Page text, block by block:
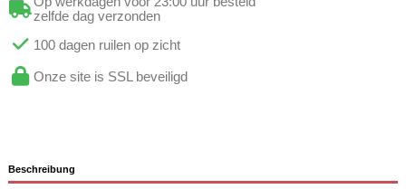
zelfde dag verzonden
100 dagen ruilen op zicht
Onze site is SSL beveiligd
Beschreibung